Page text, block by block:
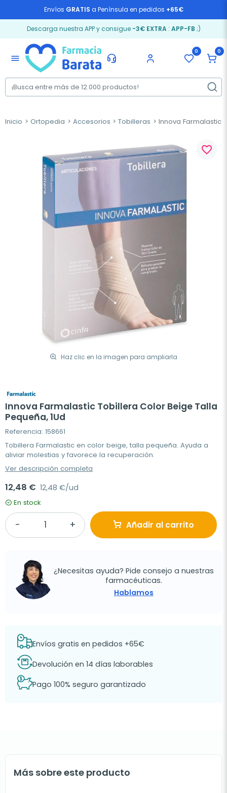
Envíos GRATIS a Península en pedidos +65€
Descarga nuestra APP y consigue -3€ EXTRA: APP-FB ;)
menu
0 0
Inicio Ortopedia Accesorios Tobilleras Innova Farmalastic
Haz clic en la imagen para ampliarla
favorite_border
Innova Farmalastic Tobillera Color Beige Talla
Pequeña, 1Ud
Referencia: 158661
Tobillera Farmalastic en color beige, talla pequeña. Ayuda a
aliviar molestias y favorece la recuperación.
Ver descripción completa
12,48 € 12,48 €/ud
En stock
Añadir al carrito
¿Necesitas ayuda? Pide consejo a nuestras
farmacéuticas.
Hablamos
Envíos gratis en pedidos +65€
Devolución en 14 días laborables
Pago 100% seguro garantizado
Más sobre este producto